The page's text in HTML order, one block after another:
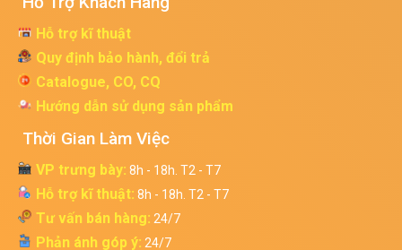
Hỗ trợ kĩ thuật
Quy định bảo hành, đổi trả
Catalogue, CO, CQ
Hướng dẫn sử dụng sản phẩm
Thời Gian Làm Việc
VP trưng bày: 8h - 18h. T2 - T7
Hỗ trợ kĩ thuật: 8h - 18h. T2 - T7
Tư vấn bán hàng: 24/7
Phản ánh góp ý: 24/7